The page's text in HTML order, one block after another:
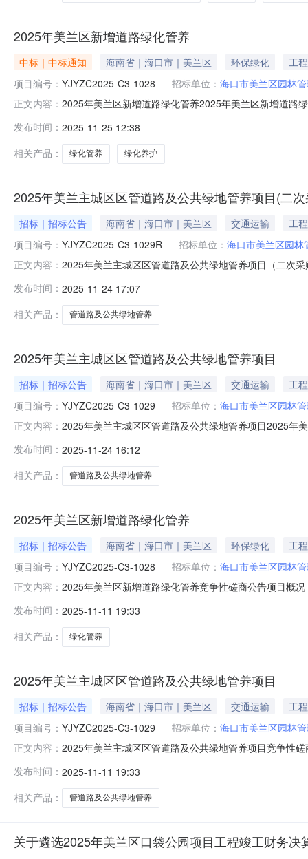
2025年美兰区新增道路绿化管养
中标｜中标通知 海南省｜海口市｜美兰区 环保绿化
工程
项目编号： YJYZC2025-C3-1028 招标单位： 海口市美兰区园林
正文内容： 2025年美兰区新增道路绿化管养2025年美兰区新增道路
￥811956.00元四、主要标的信息供应商名称：海南省
源采购人员）
发布时间： 2025-11-25 12:38
相关产品：
绿化管养 绿化养护
2025年美兰主城区区管道路及公共绿地管养项目(二
招标｜招标公告 海南省｜海口市｜美兰区 交通运输
工程
项目编号： YJYZC2025-C3-1029R 招标单位： 海口市美兰区园林
正文内容： 2025年美兰主城区区管道路及公共绿地管养项目（二次
基本情况项目编号：YJYZC2025-C3-1029R项目名称：
￥142688
发布时间： 2025-11-24 17:07
相关产品：
管道路及公共绿地管养
2025年美兰主城区区管道路及公共绿地管养项目
招标｜招标公告 海南省｜海口市｜美兰区 交通运输
工程
项目编号： YJYZC2025-C3-1029 招标单位： 海口市美兰区园林
正文内容： 2025年美兰主城区区管道路及公共绿地管养项目2025年
宜有关本项目下一步采购活动，请留意相关指定媒体。
36号电话：089
发布时间： 2025-11-24 16:12
相关产品：
管道路及公共绿地管养
2025年美兰区新增道路绿化管养
招标｜招标公告 海南省｜海口市｜美兰区 环保绿化
工程
项目编号： YJYZC2025-C3-1028 招标单位： 海口市美兰区园林
正文内容： 2025年美兰区新增道路绿化管养竞争性磋商公告项目概
美兰区新增道路绿化管养采购方式：竞争性磋商资金来
发布时间： 2025-11-11 19:33
相关产品：
绿化管养
2025年美兰主城区区管道路及公共绿地管养项目
招标｜招标公告 海南省｜海口市｜美兰区 交通运输
工程
项目编号： YJYZC2025-C3-1029 招标单位： 海口市美兰区园林
正文内容： 2025年美兰主城区区管道路及公共绿地管养项目竞争性
YJYZC2025-C3-1029项目名称：2025年美兰主城区区
发布时间： 2025-11-11 19:33
相关产品：
管道路及公共绿地管养
关于遴选2025年美兰区口袋公园项目工程竣工财务决